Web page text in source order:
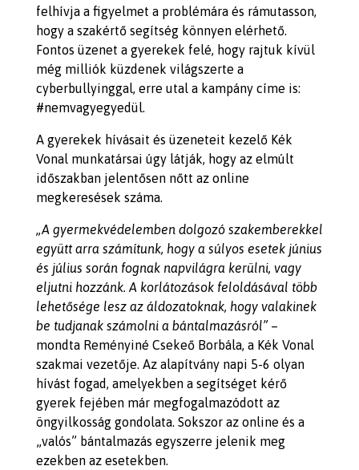
felhívja a figyelmet a problémára és rámutasson,
hogy a szakértő segítség könnyen elérhető.
Fontos üzenet a gyerekek felé, hogy rajtuk kívül
még milliók küzdenek világszerte a
cyberbullyinggal, erre utal a kampány címe is:
#nemvagyegyedül.
A gyerekek hívásait és üzeneteit kezelő Kék
Vonal munkatársai úgy látják, hogy az elmúlt
időszakban jelentősen nőtt az online
megkeresések száma.
„A gyermekvédelemben dolgozó szakemberekkel
együtt arra számítunk, hogy a súlyos esetek június
és július során fognak napvilágra kerülni, vagy
eljutni hozzánk. A korlátozások feloldásával több
lehetősége lesz az áldozatoknak, hogy valakinek
be tudjanak számolni a bántalmazásról” –
mondta Reményiné Csekeő Borbála, a Kék Vonal
szakmai vezetője. Az alapítvány napi 5-6 olyan
hívást fogad, amelyekben a segítséget kérő
gyerek fejében már megfogalmazódott az
öngyilkosság gondolata. Sokszor az online és a
„valós” bántalmazás egyszerre jelenik meg
ezekben az esetekben.